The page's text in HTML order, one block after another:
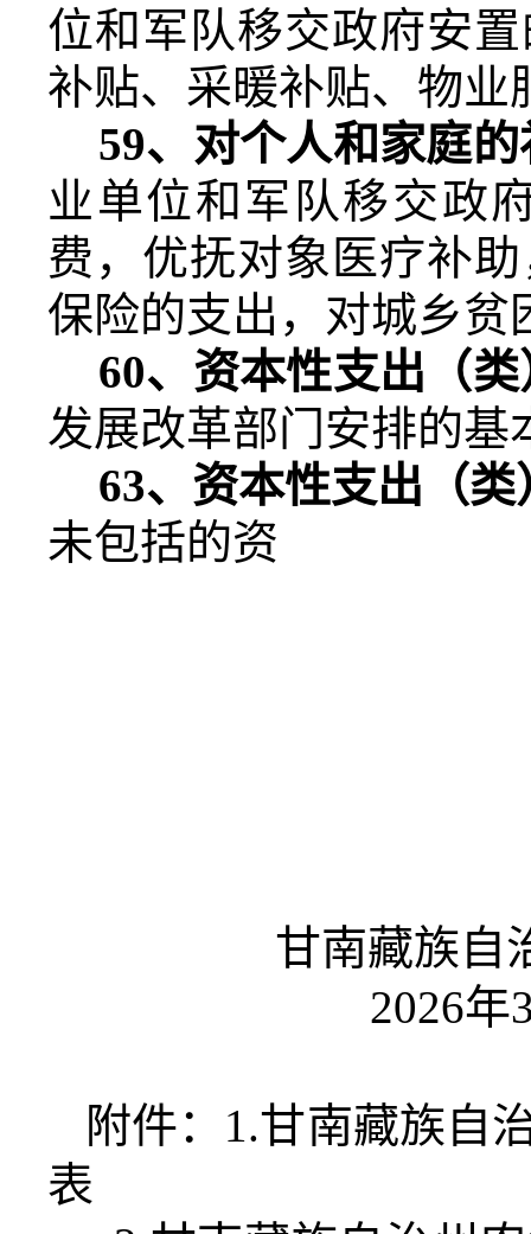
位和军队移交政府安
补贴、采暖补贴、物业
59、对个人和家庭
业单位和军队移交政
费，优抚对象医疗补
保险的支出，对城乡贫
60、资本性支出（类
发展改革部门安排的基
63、资本性支出（
未包括的资
甘南藏族自
2026年
附件： 1.甘南藏族自
表